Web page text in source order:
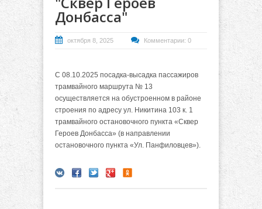
Донбасса"
октября 8, 2025 Комментарии: 0
С 08.10.2025 посадка-высадка пассажиров
трамвайного маршрута № 13
осуществляется на обустроенном в районе
строения по адресу ул. Никитина 103 к. 1
трамвайного остановочного пункта «Сквер
Героев Донбасса» (в направлении
остановочного пункта «Ул. Панфиловцев»).